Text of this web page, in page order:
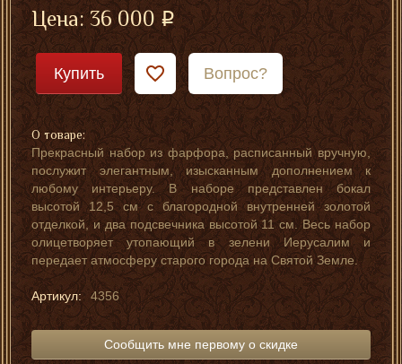
Цена:36 000
Купить Вопрос?
О товаре:
Прекрасный набор из фарфора, расписанный вручную,
послужит элегантным, изысканным дополнением к
любому интерьеру. В наборе представлен бокал
высотой 12,5 см с благородной внутренней золотой
отделкой, и два подсвечника высотой 11 см. Весь набор
олицетворяет утопающий в зелени Иерусалим и
передает атмосферу старого города на Святой Земле.
Артикул: 4356
Сообщить мне первому о скидке